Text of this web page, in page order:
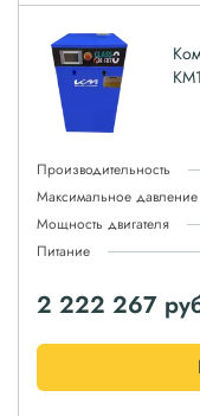
Производительность
Максимальное давление
Мощность двигателя
Питание
2 222 267